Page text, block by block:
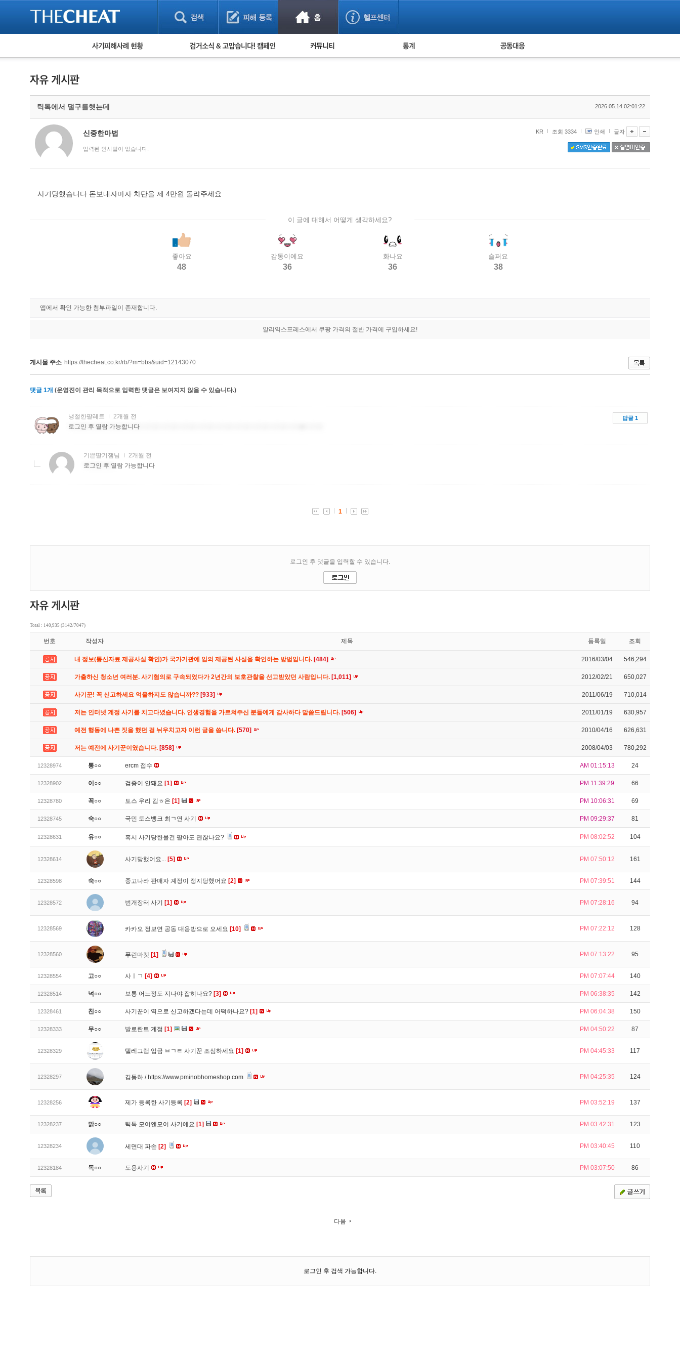
피해사례 현황
보이스피싱 피해사례
유해사이트 목록
비공개 피해사례
워킹홀리데이 피해사례
검거 소식 사기 예방했어요! 누적 피해사례 통계 피해자 공동대응
틱톡에서 댈구를햇는데 2026.05.14 02:01:22
신중한마법
입력된 인사말이 없습니다.
KR 조회 3334 인쇄 글자
사기당했습니다 돈보내자마자 차단을 제 4만원 돌랴주세요
이 글에 대해서 어떻게 생각하세요?
좋아요
48
감동이에요
36
화나요
36
슬퍼요
38
앱에서 확인 가능한 첨부파일이 존재합니다.
알리익스프레스에서 쿠팡 가격의 절반 가격에 구입하세요!
게시물 주소 https://thecheat.co.kr/rb/?m=bbs&uid=12143070
댓글 1개 (운영진이 관리 목적으로 입력한 댓글은 보여지지 않을 수 있습니다.)
Total : 140,935 (3142/7047)
번호 작성자 제목 등록일 조회
내 정보(통신자료 제공사실 확인)가 국가기관에 임의 제공된 사실을 확인하는 방법입니다. [484] 2016/03/04 546,294
가출하신 청소년 여러분. 사기혐의로 구속되었다가 2년간의 보호관찰을 선고받았던 사람입니다. [1,011] 2012/02/21 650,027
사기꾼! 꼭 신고하세요 억울하지도 않습니까?? [933] 2011/06/19 710,014
저는 인터넷 계정 사기를 치고다녔습니다. 인생경험을 가르쳐주신 분들에게 감사하다 말씀드립니다. [506] 2011/01/19 630,957
예전 행동에 나쁜 짓을 했던 걸 뉘우치고자 이런 글을 씁니다. [570] 2010/04/16 626,631
저는 예전에 사기꾼이였습니다. [858] 2008/04/03 780,292
12328974 통○○ ercm 접수 AM 01:15:13 24
12328902 이○○ 검증이 안돼요 [1] PM 11:39:29 66
12328780 꼭○○ 토스 우리 김ㅎ은 [1] PM 10:06:31 69
12328745 숙○○ 국민 토스뱅크 최ㄱ연 사기 PM 09:29:37 81
12328631 유○○ 혹시 사기당한물건 팔아도 괜찮나요? PM 08:02:52 104
12328614 사기당했어요... [5] PM 07:50:12 161
12328598 숙○○ 중고나라 판매자 계정이 정지당했어요 [2] PM 07:39:51 144
12328572 번개장터 사기 [1] PM 07:28:16 94
12328569 카카오 정보연 공동 대응방으로 오세요 [10] PM 07:22:12 128
12328560 푸린마켓 [1] PM 07:13:22 95
12328554 고○○ 사ㅣㄱ [4] PM 07:07:44 140
12328514 넉○○ 보통 어느정도 지나야 잡히나요? [3] PM 06:38:35 142
12328461 친○○ 사기꾼이 역으로 신고하겠다는데 어떡하나요? [1] PM 06:04:38 150
12328333 무○○ 발로란트 계정 [1] PM 04:50:22 87
12328329 텔레그램 입금 ㅂㄱㅌ 사기꾼 조심하세요 [1] PM 04:45:33 117
12328297 김동하 / https://www.pminobhomeshop.com PM 04:25:35 124
12328256 제가 등록한 사기등록 [2] PM 03:52:19 137
12328237 맑○○ 틱톡 모어앤모어 사기에요 [1] PM 03:42:31 123
12328234 세면대 파손 [2] PM 03:40:45 110
12328184 독○○ 도용사기 PM 03:07:50 86
다음
로그인 후 검색 가능합니다.